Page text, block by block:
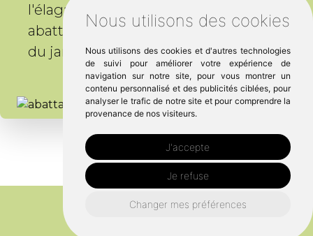
Nous utilisons des cookies
Nous utilisons des cookies et d'autres technologies
de suivi pour améliorer votre expérience de
navigation sur notre site, pour vous montrer un
contenu personnalisé et des publicités ciblées, pour
analyser le trafic de notre site et pour comprendre la
provenance de nos visiteurs.
J'accepte
Je refuse
Changer mes préférences
l'élagage et l'entretien après
abattage pour maintenir l'équilibre
du jardin en Bretagne.